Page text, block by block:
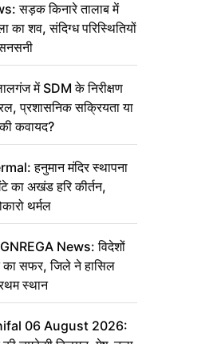
सड़क किनारे तालाब में
का शव, संदिग्ध परिस्थितियों
में SDM के निरीक्षण
प्रशासनिक सक्रियता या
कवायद?
हनुमान मंदिर स्थापना
का अखंड हरि कीर्तन,
थर्मल
News: विदेशों
का सफर, जिले ने हासिल
स्थान
06 August 2026: